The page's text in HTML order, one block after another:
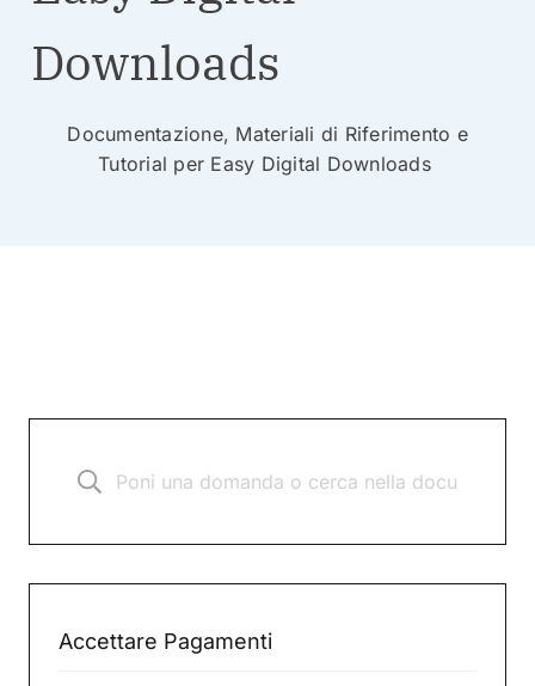
Downloads
Documentazione, Materiali di Riferimento e
Tutorial per Easy Digital Downloads
Accettare Pagamenti